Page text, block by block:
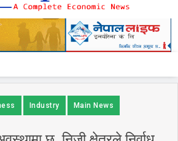
Industry Main News